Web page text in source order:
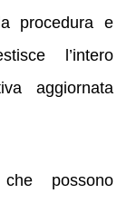
procedura e
l’intero
aggiornata
possono